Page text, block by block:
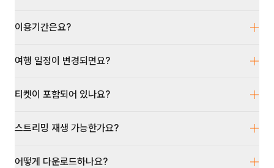
이용기간은요?
여행 일정이 변경되면요?
티켓이 포함되어 있나요?
스트리밍 재생 가능한가요?
어떻게 다운로드하나요?